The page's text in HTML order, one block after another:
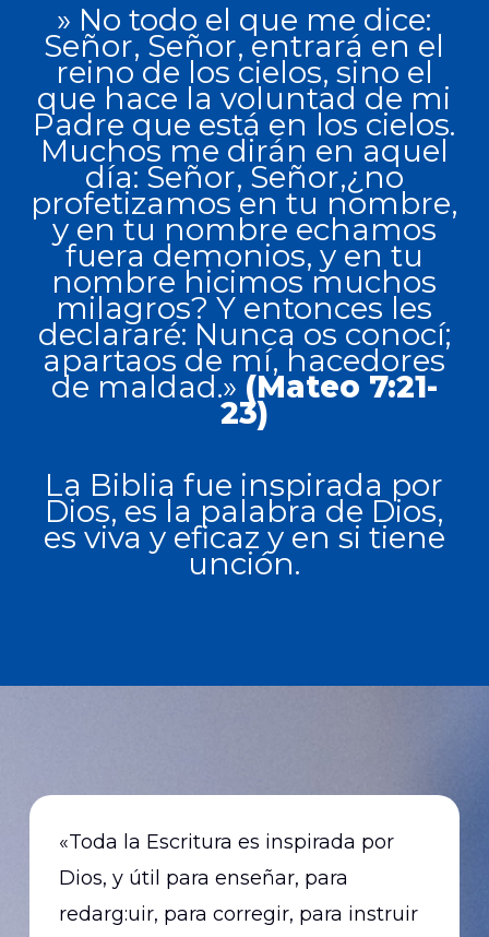
» No todo el que me dice:
Señor, Señor, entrará en el
reino de los cielos, sino el
que hace la voluntad de mi
Padre que está en los cielos.
Muchos me dirán en aquel
día: Señor, Señor,¿no
profetizamos en tu nombre,
y en tu nombre echamos
fuera demonios, y en tu
nombre hicimos muchos
milagros? Y entonces les
declararé: Nunca os conocí;
apartaos de mí, hacedores
de maldad.» (Mateo 7:21-
23)
La Biblia fue inspirada por
Dios, es la palabra de Dios,
es viva y eficaz y en si tiene
unción.
«Toda la Escritura es inspirada por
Dios, y útil para enseñar, para
redarg:uir, para corregir, para instruir